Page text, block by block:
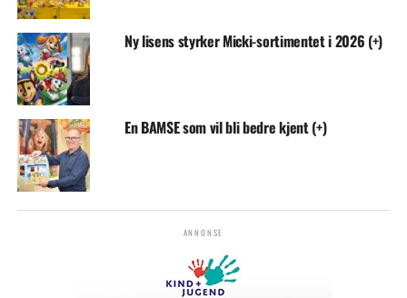
Ny lisens styrker Micki-sortimentet i 2026 (+)
En BAMSE som vil bli bedre kjent (+)
ANNONSE